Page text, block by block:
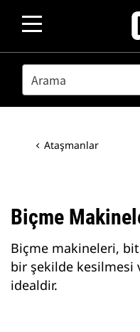
SEARCH
Ataşmanlar
Biçme
Biçme makineleri,
bir şekilde kesilmesi
idealdir.